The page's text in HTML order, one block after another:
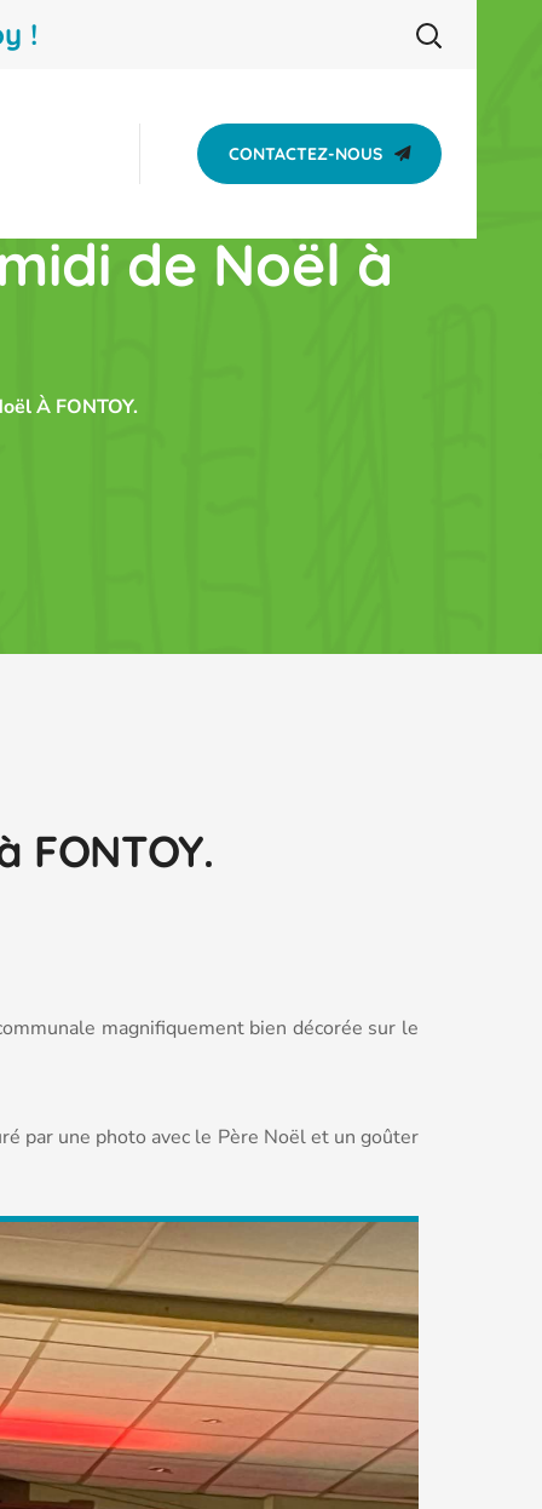
!
CONTACTEZ-NOUS
de Noël à
À FONTOY.
magnifiquement bien décorée sur le
par une photo avec le Père Noël et un goûter